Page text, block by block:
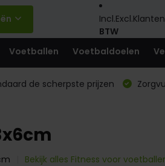
Incl.Excl.
BTW
Voetballen Voetbaldoelen
de scherpste prijzen
Bekijk alles Fitness voor